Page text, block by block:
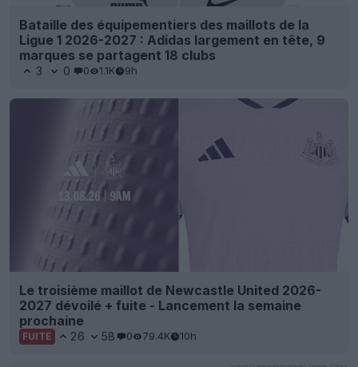
Bataille des équipementiers des maillots de la
Ligue 1 2026-2027 : Adidas largement en tête, 9
marques se partagent 18 clubs
3 0 0 1.1K 9h
Le troisième maillot de Newcastle United 2026-
2027 dévoilé + fuite - Lancement la semaine
prochaine
FUITE 26 58 0 79.4K 10h